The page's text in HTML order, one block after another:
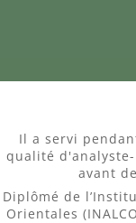
Il a servi
qualité
avant
Diplômé de
Orientales